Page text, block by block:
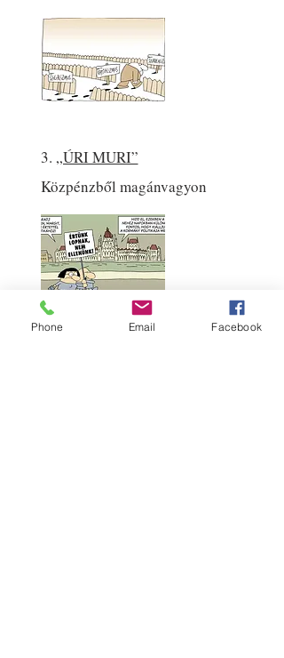
3. „ÚRI MURI”
Közpénzből magánvagyon
Phone Email Facebook